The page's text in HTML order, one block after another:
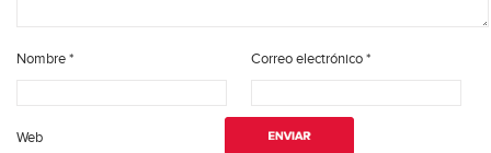
Nombre* Correo electrónico*
Web